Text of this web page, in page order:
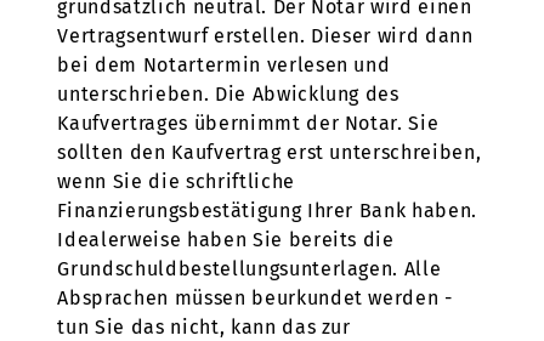
grundsätzlich neutral. Der Notar wird einen
Vertragsentwurf erstellen. Dieser wird dann
bei dem Notartermin verlesen und
unterschrieben. Die Abwicklung des
Kaufvertrages übernimmt der Notar. Sie
sollten den Kaufvertrag erst unterschreiben,
wenn Sie die schriftliche
Finanzierungsbestätigung Ihrer Bank haben.
Idealerweise haben Sie bereits die
Grundschuldbestellungsunterlagen. Alle
Absprachen müssen beurkundet werden -
tun Sie das nicht, kann das zur